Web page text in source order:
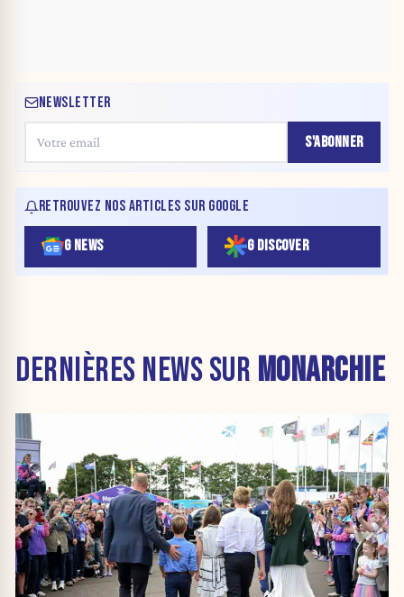
NEWSLETTER
S'ABONNER
RETROUVEZ NOS ARTICLES SUR GOOGLE
G NEWS G DISCOVER
DERNIÈRES NEWS SUR MONARCHIE